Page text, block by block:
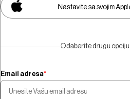
Morate biti
gledali video
Pretplatite
Nastavite sa svojim
Odaberite drugu opciju
Email adresa*